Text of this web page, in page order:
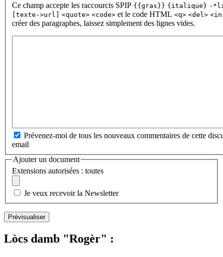
Ce champ accepte les raccourcis SPIP {{gras}} {italique} -
[texte->url] <quote> <code> et le code HTML <q> <del>
créer des paragraphes, laissez simplement des lignes vides.
Prévenez-moi de tous les nouveaux commentaires de cette
email
Ajouter un document
Extensions autorisées : toutes
Je veux recevoir la Newsletter
Lòcs damb "Rogèr" :